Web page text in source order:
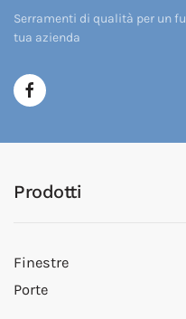
Serramenti di qualità per un
tua azienda
Prodotti
Finestre
Porte